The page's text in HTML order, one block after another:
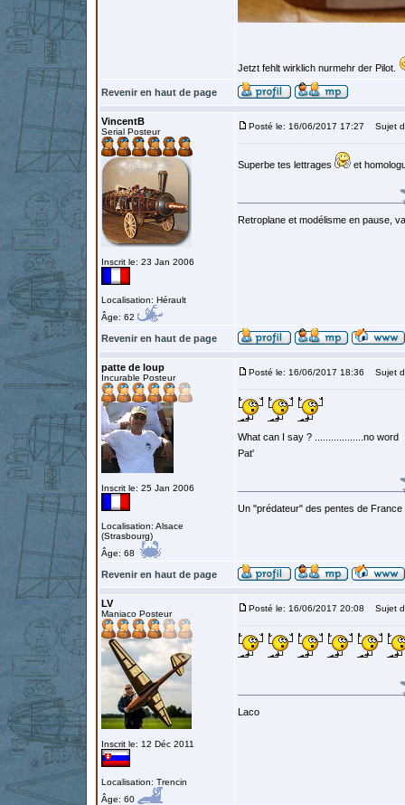
Jetzt fehlt wirklich nurmehr der Pilot.
Revenir en haut de page
VincentB
Serial Posteur
Inscrit le: 23 Jan 2006
Localisation: Hérault
Âge: 62
Posté le: 16/06/2017 17:27 Sujet
Superbe tes lettrages et
Retroplane et modélisme en pause,
Revenir en haut de page
patte de loup
Incurable Posteur
Inscrit le: 25 Jan 2006
Localisation: Alsace
(Strasbourg)
Âge: 68
Posté le: 16/06/2017 18:36 Sujet
What can I say ? ..................no word
Pat'
Un "prédateur" des pentes de
Revenir en haut de page
LV
Maniaco Posteur
Inscrit le: 12 Déc 2011
Localisation: Trencin
Âge: 60
Posté le: 16/06/2017 20:08 Sujet
Laco